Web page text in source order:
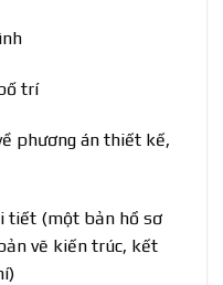
trí
phương án thiết kế,
tiết (một bản hồ sơ
vẽ kiến trúc, kết